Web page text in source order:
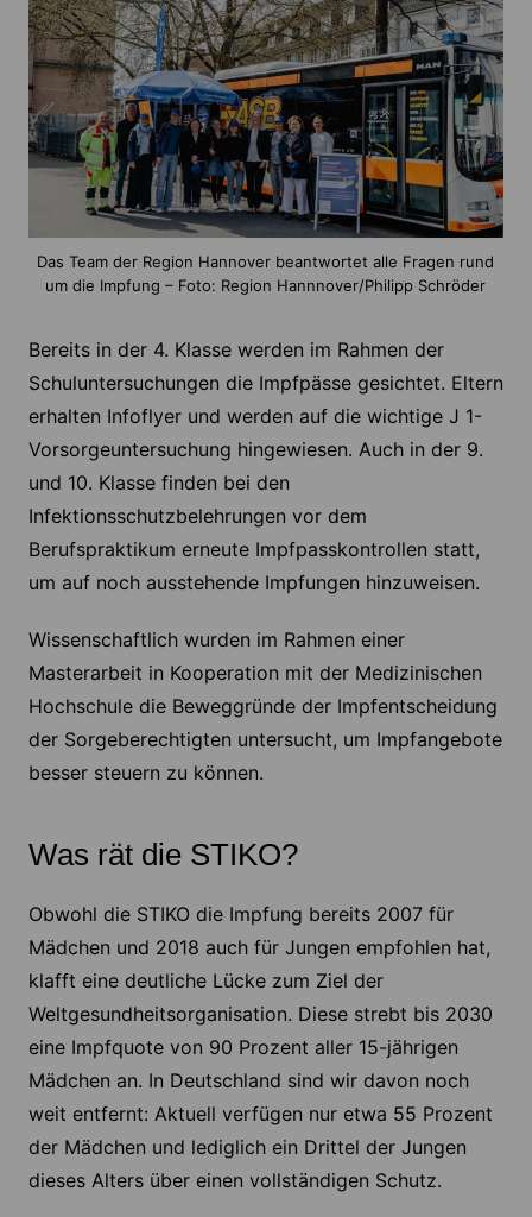
Das Team der Region Hannover beantwortet alle Fragen rund
um die Impfung – Foto: Region Hannnover/Philipp Schröder
Bereits in der 4. Klasse werden im Rahmen der
Schuluntersuchungen die Impfpässe gesichtet. Eltern
erhalten Infoflyer und werden auf die wichtige J 1-
Vorsorgeuntersuchung hingewiesen. Auch in der 9.
und 10. Klasse finden bei den
Infektionsschutzbelehrungen vor dem
Berufspraktikum erneute Impfpasskontrollen statt,
um auf noch ausstehende Impfungen hinzuweisen.
Wissenschaftlich wurden im Rahmen einer
Masterarbeit in Kooperation mit der Medizinischen
Hochschule die Beweggründe der Impfentscheidung
der Sorgeberechtigten untersucht, um Impfangebote
besser steuern zu können.
Was rät die STIKO?
Obwohl die STIKO die Impfung bereits 2007 für
Mädchen und 2018 auch für Jungen empfohlen hat,
klafft eine deutliche Lücke zum Ziel der
Weltgesundheitsorganisation. Diese strebt bis 2030
eine Impfquote von 90 Prozent aller 15-jährigen
Mädchen an. In Deutschland sind wir davon noch
weit entfernt: Aktuell verfügen nur etwa 55 Prozent
der Mädchen und lediglich ein Drittel der Jungen
dieses Alters über einen vollständigen Schutz.